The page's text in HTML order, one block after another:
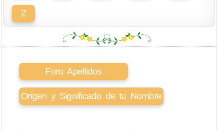
Z
Foro Apellidos
Origen y Significado de tu Nombre